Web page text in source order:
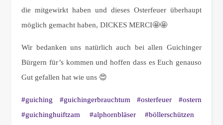
die mitgewirkt haben und dieses Osterfeuer überhaupt
möglich gemacht haben, DICKES MERCI🤩🤩
Wir bedanken uns natürlich auch bei allen Guichinger
Bürgern für’s kommen und hoffen dass es Euch genauso
Gut gefallen hat wie uns 😍
#guiching #guichingerbrauchtum #osterfeuer #ostern
#guichinghuiftzam #alphornbläser#böllerschützen